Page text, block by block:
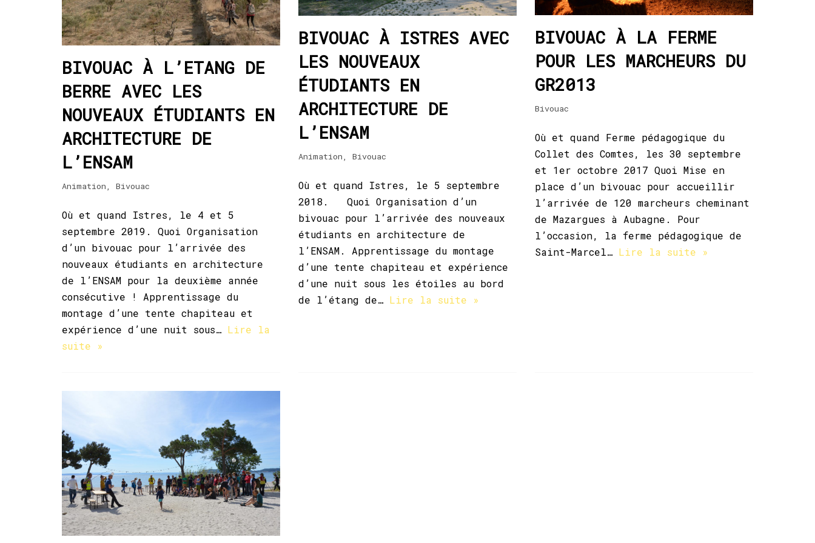
BIVOUAC À L’ETANG DE
BERRE AVEC LES
NOUVEAUX ÉTUDIANTS EN
ARCHITECTURE DE
L’ENSAM
Animation, Bivouac
Où et quand Istres, le 4 et 5
septembre 2019. Quoi Organisation
d’un bivouac pour l’arrivée des
nouveaux étudiants en architecture
de l’ENSAM pour la deuxième année
consécutive ! Apprentissage du
montage d’une tente chapiteau et
expérience d’une nuit sous… Lire la
suite »
BIVOUAC À ISTRES AVEC
LES NOUVEAUX
ÉTUDIANTS EN
ARCHITECTURE DE
L’ENSAM
Animation, Bivouac
Où et quand Istres, le 5 septembre
2018. Quoi Organisation d’un
bivouac pour l’arrivée des nouveaux
étudiants en architecture de
l’ENSAM. Apprentissage du montage
d’une tente chapiteau et expérience
d’une nuit sous les étoiles au bord
de l’étang de… Lire la suite »
BIVOUAC À LA FERME
POUR LES MARCHEURS DU
GR2013
Bivouac
Où et quand Ferme pédagogique du
Collet des Comtes, les 30 septembre
et 1er octobre 2017 Quoi Mise en
place d’un bivouac pour accueillir
l’arrivée de 120 marcheurs cheminant
de Mazargues à Aubagne. Pour
l’occasion, la ferme pédagogique de
Saint-Marcel… Lire la suite »